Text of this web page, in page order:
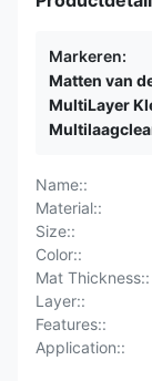
Markeren:
Matten van
MultiLayer
Name::
Material::
Size::
Color::
Mat Thickness::
Layer::
Features::
Application::